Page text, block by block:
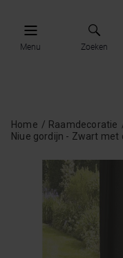
Menu Zoeken
Home
Raamdecoratie
Niue gordijn - Zwart met